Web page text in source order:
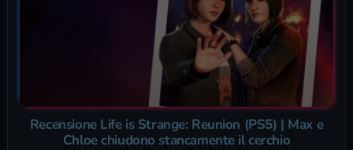
Recensione Life is Strange: Reunion (PS5) | Max e
Chloe chiudono stancamente il cerchio